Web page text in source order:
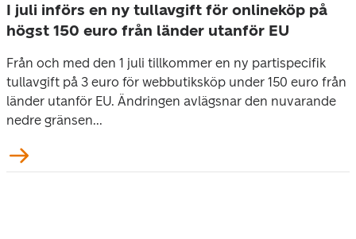
I juli införs en ny tullavgift för onlineköp på
högst 150 euro från länder utanför EU
Från och med den 1 juli tillkommer en ny partispecifik
tullavgift på 3 euro för webbutiksköp under 150 euro från
länder utanför EU. Ändringen avlägsnar den nuvarande
nedre gränsen...